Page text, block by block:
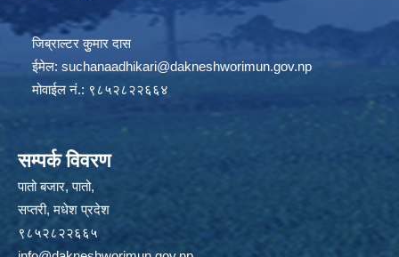
जिब्राल्टर कुुमार दास
ईमेल: suchanaadhikari@dakneshworimun.gov.np
मोवाईल नं.: ९८५२८२२६६४
सम्पर्क विवरण
पातो बजार, पातो,
सप्तरी, मधेश प्रदेश
९८५२८२२६६५